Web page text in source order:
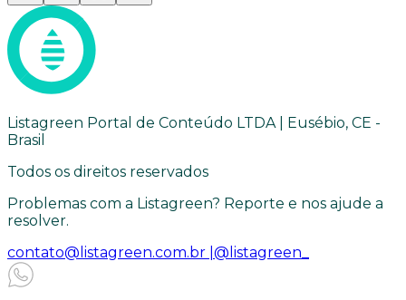
Listagreen Portal de Conteúdo LTDA | Eusébio, CE -
Brasil
Todos os direitos reservados
Problemas com a Listagreen? Reporte e nos ajude a
resolver.
contato@listagreen.com.br | @listagreen_